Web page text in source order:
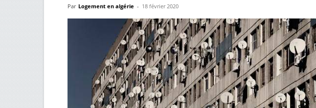
Par Logement en algérie - 18 février 2020